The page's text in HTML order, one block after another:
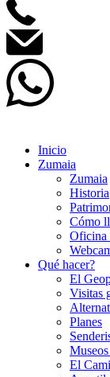
Inicio
Zumaia
Zumaia
Historia
Cómo
Oficina
Qué hacer?
El
Visitas
Planes
El